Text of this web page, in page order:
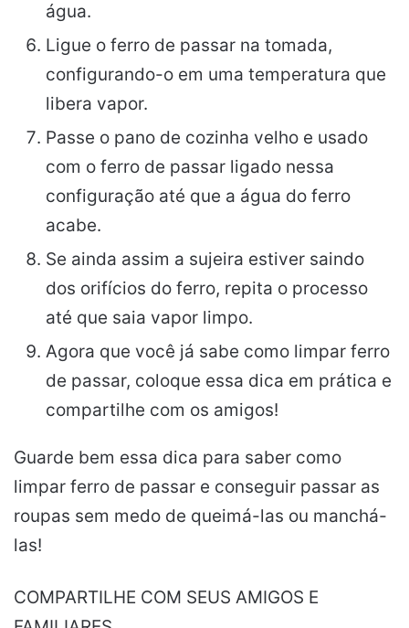
água.
Ligue o ferro de passar na tomada,
configurando-o em uma temperatura que
libera vapor.
Passe o pano de cozinha velho e usado
com o ferro de passar ligado nessa
configuração até que a água do ferro
acabe.
Se ainda assim a sujeira estiver saindo
dos orifícios do ferro, repita o processo
até que saia vapor limpo.
Agora que você já sabe como limpar ferro
de passar, coloque essa dica em prática e
compartilhe com os amigos!
Guarde bem essa dica para saber como
limpar ferro de passar e conseguir passar as
roupas sem medo de queimá-las ou manchá-
las!
COMPARTILHE COM SEUS AMIGOS E